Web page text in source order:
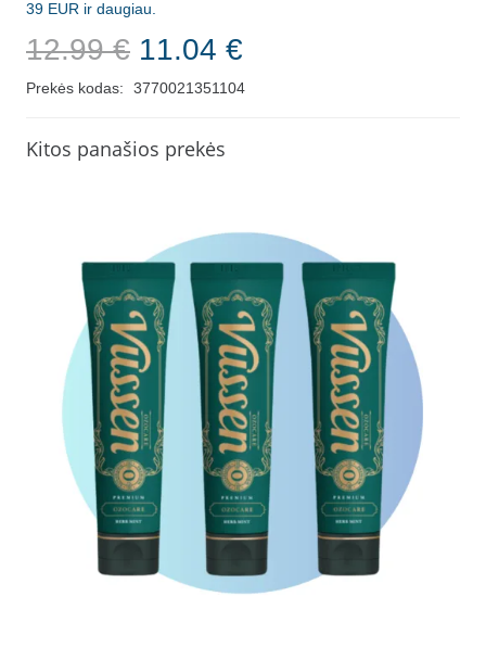
39 EUR ir daugiau.
12.99€ Original
price
was:
11.04 €
price
is:
Prekės kodas: 3770021351104
Kitos panašios prekės